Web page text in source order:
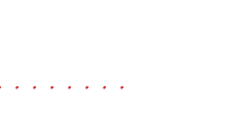
・・・・・・・